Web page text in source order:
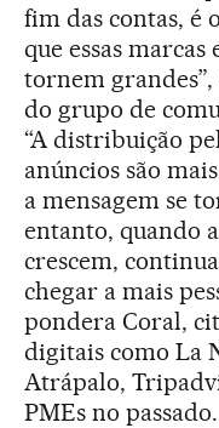
fim das contas, é
que essas
tornem
do grupo de
“A distribuição
anúncios são
a mensagem se
entanto, quando
crescem,
chegar a mais
pondera Coral,
digitais como La
Atrápalo,
PMEs no passado.